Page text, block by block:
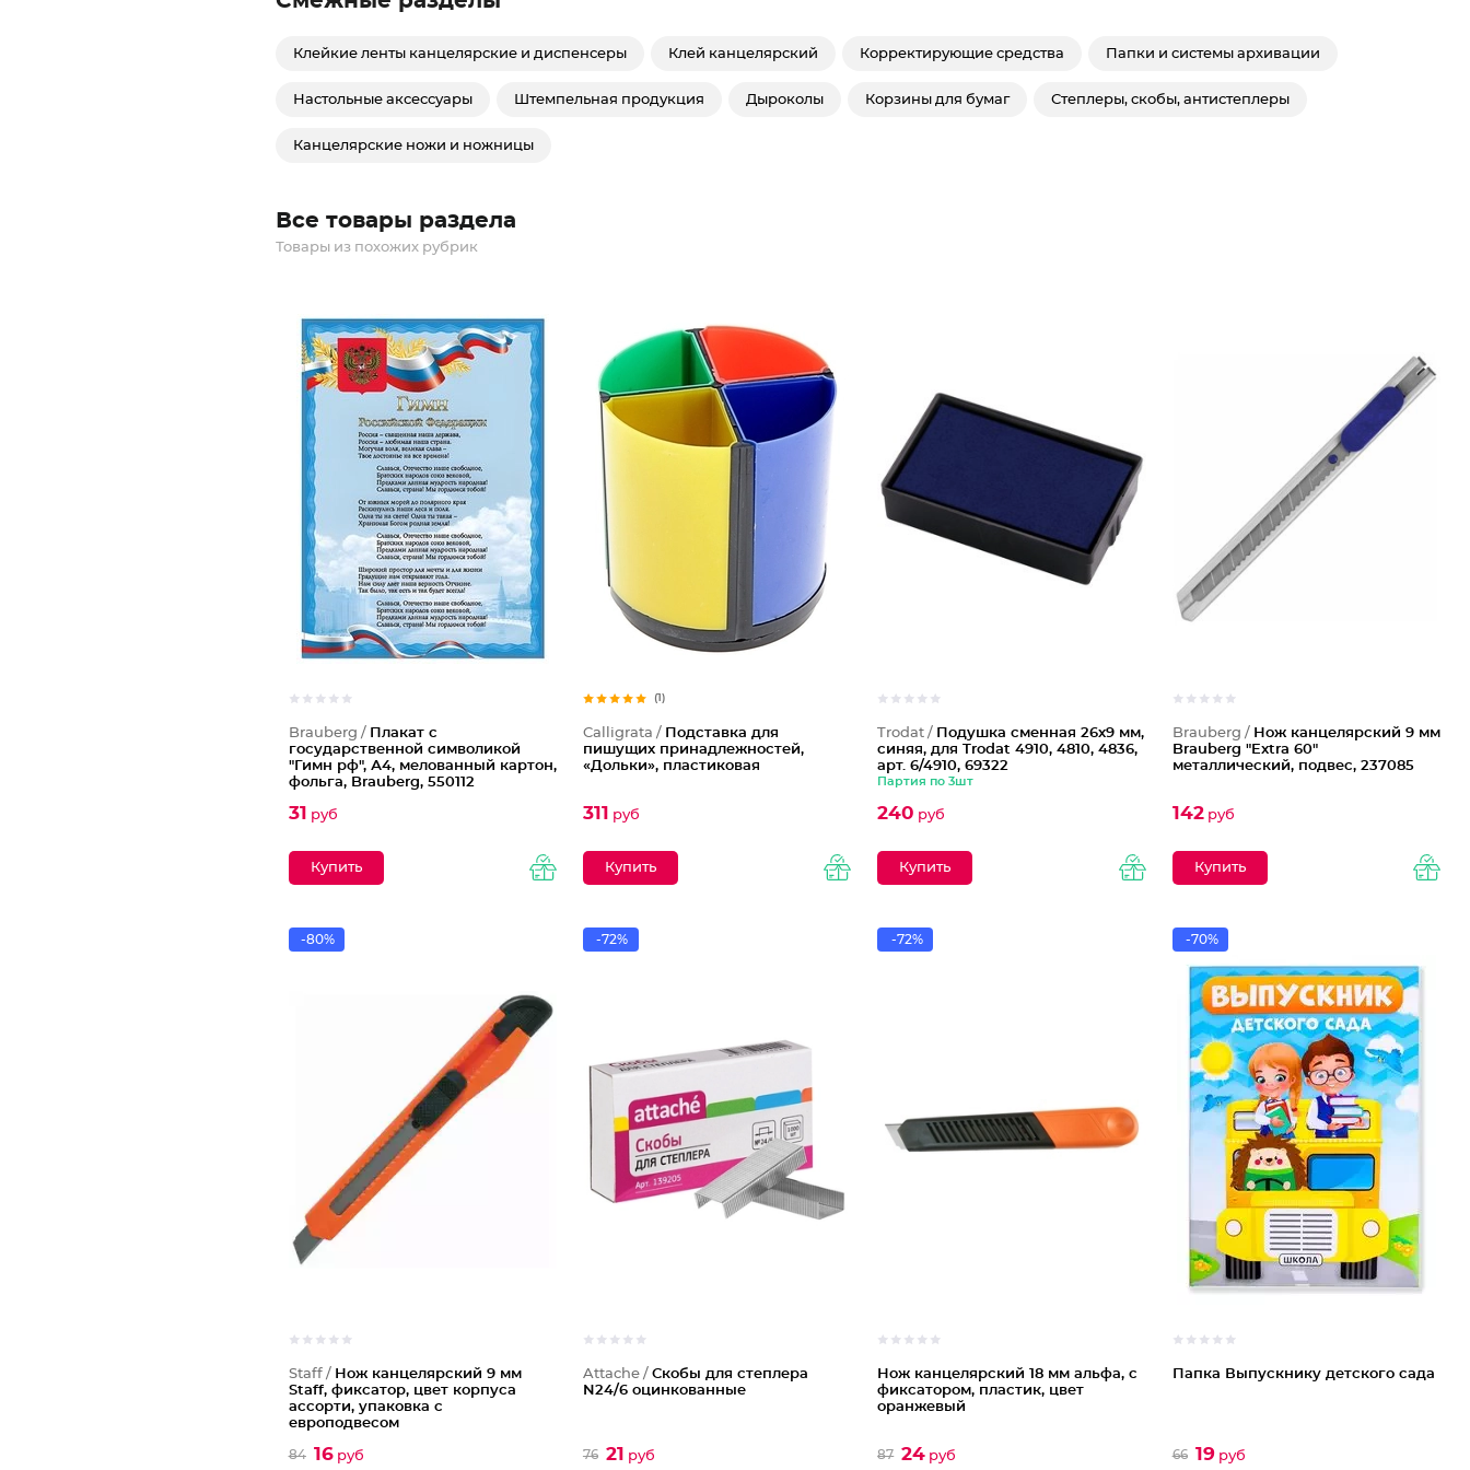
Клейкие ленты канцелярские и диспенсеры Клей канцелярский Корректирующие средства Папки и системы архивации
Настольные аксессуары Штемпельная продукция Дыроколы Корзины для бумаг Степлеры, скобы, антистеплеры
Канцелярские ножи и ножницы
Все товары раздела
Товары из похожих рубрик
Brauberg /
Плакат с
государственной символикой
"Гимн рф", А4, мелованный картон,
фольга, Brauberg, 550112
31 руб
(1)
Calligrata /
Подставка для
пишущих принадлежностей,
«Дольки», пластиковая
311 руб
Trodat /
Подушка сменная 26х9 мм,
синяя, для Trodat 4910, 4810, 4836,
арт. 6/4910, 69322
Партия по 3шт
240 руб
Brauberg / Нож канцелярский 9 мм
Brauberg "Extra 60"
металлический, подвес, 237085
142руб
-80%
Staff / Нож канцелярский 9 мм
Staff, фиксатор, цвет корпуса
ассорти, упаковка с
европодвесом
84 16руб
-72%
Attache / Скобы для степлера
N24/6 оцинкованные
76 21 руб
-72%
Нож канцелярский 18 мм альфа, с
фиксатором, пластик, цвет
оранжевый
87 24 руб
-70%
Папка Выпускнику детского сада
66 19руб